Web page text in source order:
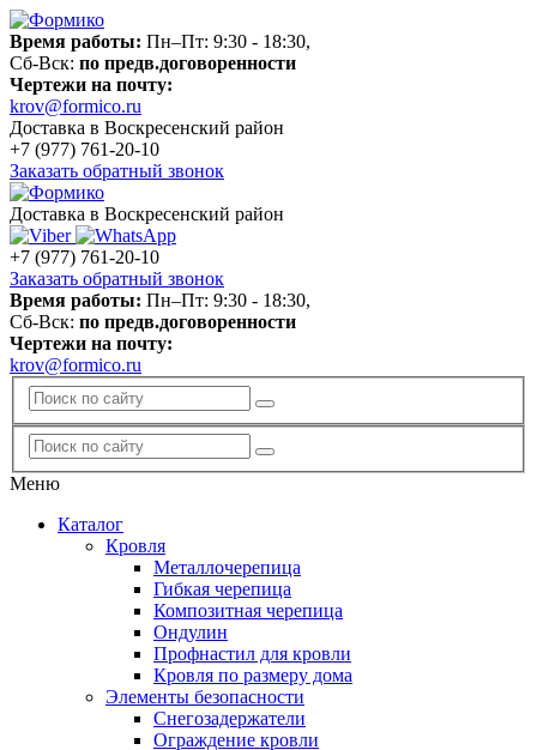
Время работы: Пн–Пт: 9:30 - 18:30,
Сб-Вск: по предв.договоренности
Чертежи на почту:
krov@formico.ru
Доставка в Воскресенский район
+7 (977) 761-20-10
Заказать обратный звонок
Доставка в Воскресенский район
+7 (977) 761-20-10
Заказать обратный звонок
Время работы: Пн–Пт: 9:30 - 18:30,
Сб-Вск: по предв.договоренности
Чертежи на почту:
krov@formico.ru
Меню
Каталог
Кровля
Металлочерепица
Гибкая черепица
Композитная черепица
Ондулин
Профнастил для кровли
Кровля по размеру дома
Элементы безопасности
Снегозадержатели
Ограждение кровли